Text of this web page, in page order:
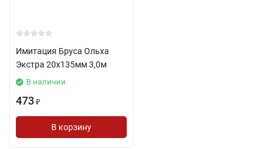
Имитация Бруса Ольха
Экстра 20х135мм 3,0м
В наличии
473 ₽
В корзину